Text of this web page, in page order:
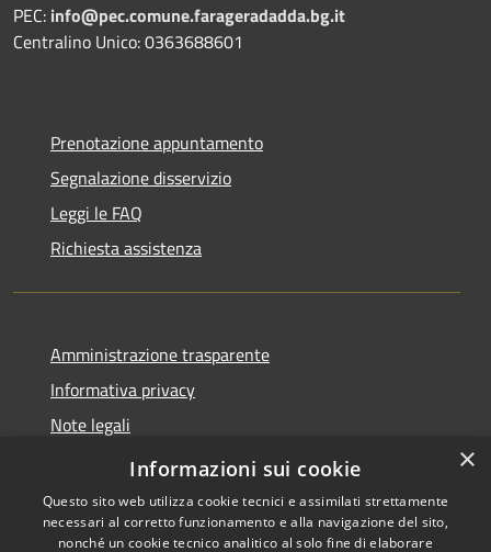
PEC: info@pec.comune.farageradadda.bg.it
Centralino Unico: 0363688601
Prenotazione appuntamento
Segnalazione disservizio
Leggi le FAQ
Richiesta assistenza
Amministrazione trasparente
Informativa privacy
Note legali
Dichiarazione di accessibilità
×
Informazioni sui cookie
Questo sito web utilizza cookie tecnici e assimilati strettamente
necessari al corretto funzionamento e alla navigazione del sito,
nonché un cookie tecnico analitico al solo fine di elaborare